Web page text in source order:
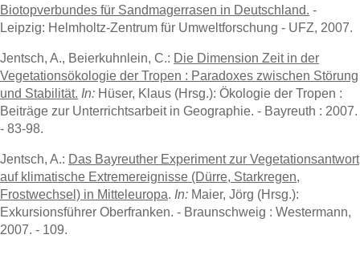
Biotopverbundes für Sandmagerrasen in Deutschland. -
Leipzig: Helmholtz-Zentrum für Umweltforschung - UFZ, 2007.
Jentsch, A., Beierkuhnlein, C.: Die Dimension Zeit in der
Vegetationsökologie der Tropen : Paradoxes zwischen Störung
und Stabilität. In: Hüser, Klaus (Hrsg.): Ökologie der Tropen :
Beiträge zur Unterrichtsarbeit in Geographie. - Bayreuth : 2007.
- 83-98.
Jentsch, A.: Das Bayreuther Experiment zur Vegetationsantwort
auf klimatische Extremereignisse (Dürre, Starkregen,
Frostwechsel) in Mitteleuropa. In: Maier, Jörg (Hrsg.):
Exkursionsführer Oberfranken. - Braunschweig : Westermann,
2007. - 109.